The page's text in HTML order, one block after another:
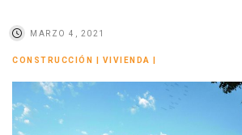
MARZO 4, 2021
CONSTRUCCIÓN VIVIENDA